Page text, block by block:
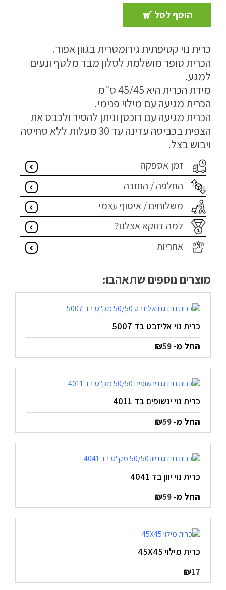
התחבר / הרשם
הוסף לסל
כרית נוי קטיפתית גירומטרית בגוון אפור.
הכרית סופר מושלמת לסלון מבד מלטף ונעים
למגע.
מידת הכרית היא 45/45 ס"מ
הכרית מגיעה עם מילוי פנימי.
הכרית מגיעה עם רוכסן וניתן להסיר ולכבס את
הצפית בכביסה עדינה עד 30 מעלות ללא סחיטה
ויבוש בצל.
זמן אספקה
החלפה / החזרה
משלוחים / איסוף עצמי
למה דווקא אצלנו?
אחריות
מוצרים נוספים שתאהבו:
כרית נוי אליזבט בד 5007
החל מ-
₪59
כרית נוי ינשופים בד 4011
החל מ-
₪59
כרית נוי יוון בד 4041
החל מ-
₪59
כרית מילוי 45X45
₪17